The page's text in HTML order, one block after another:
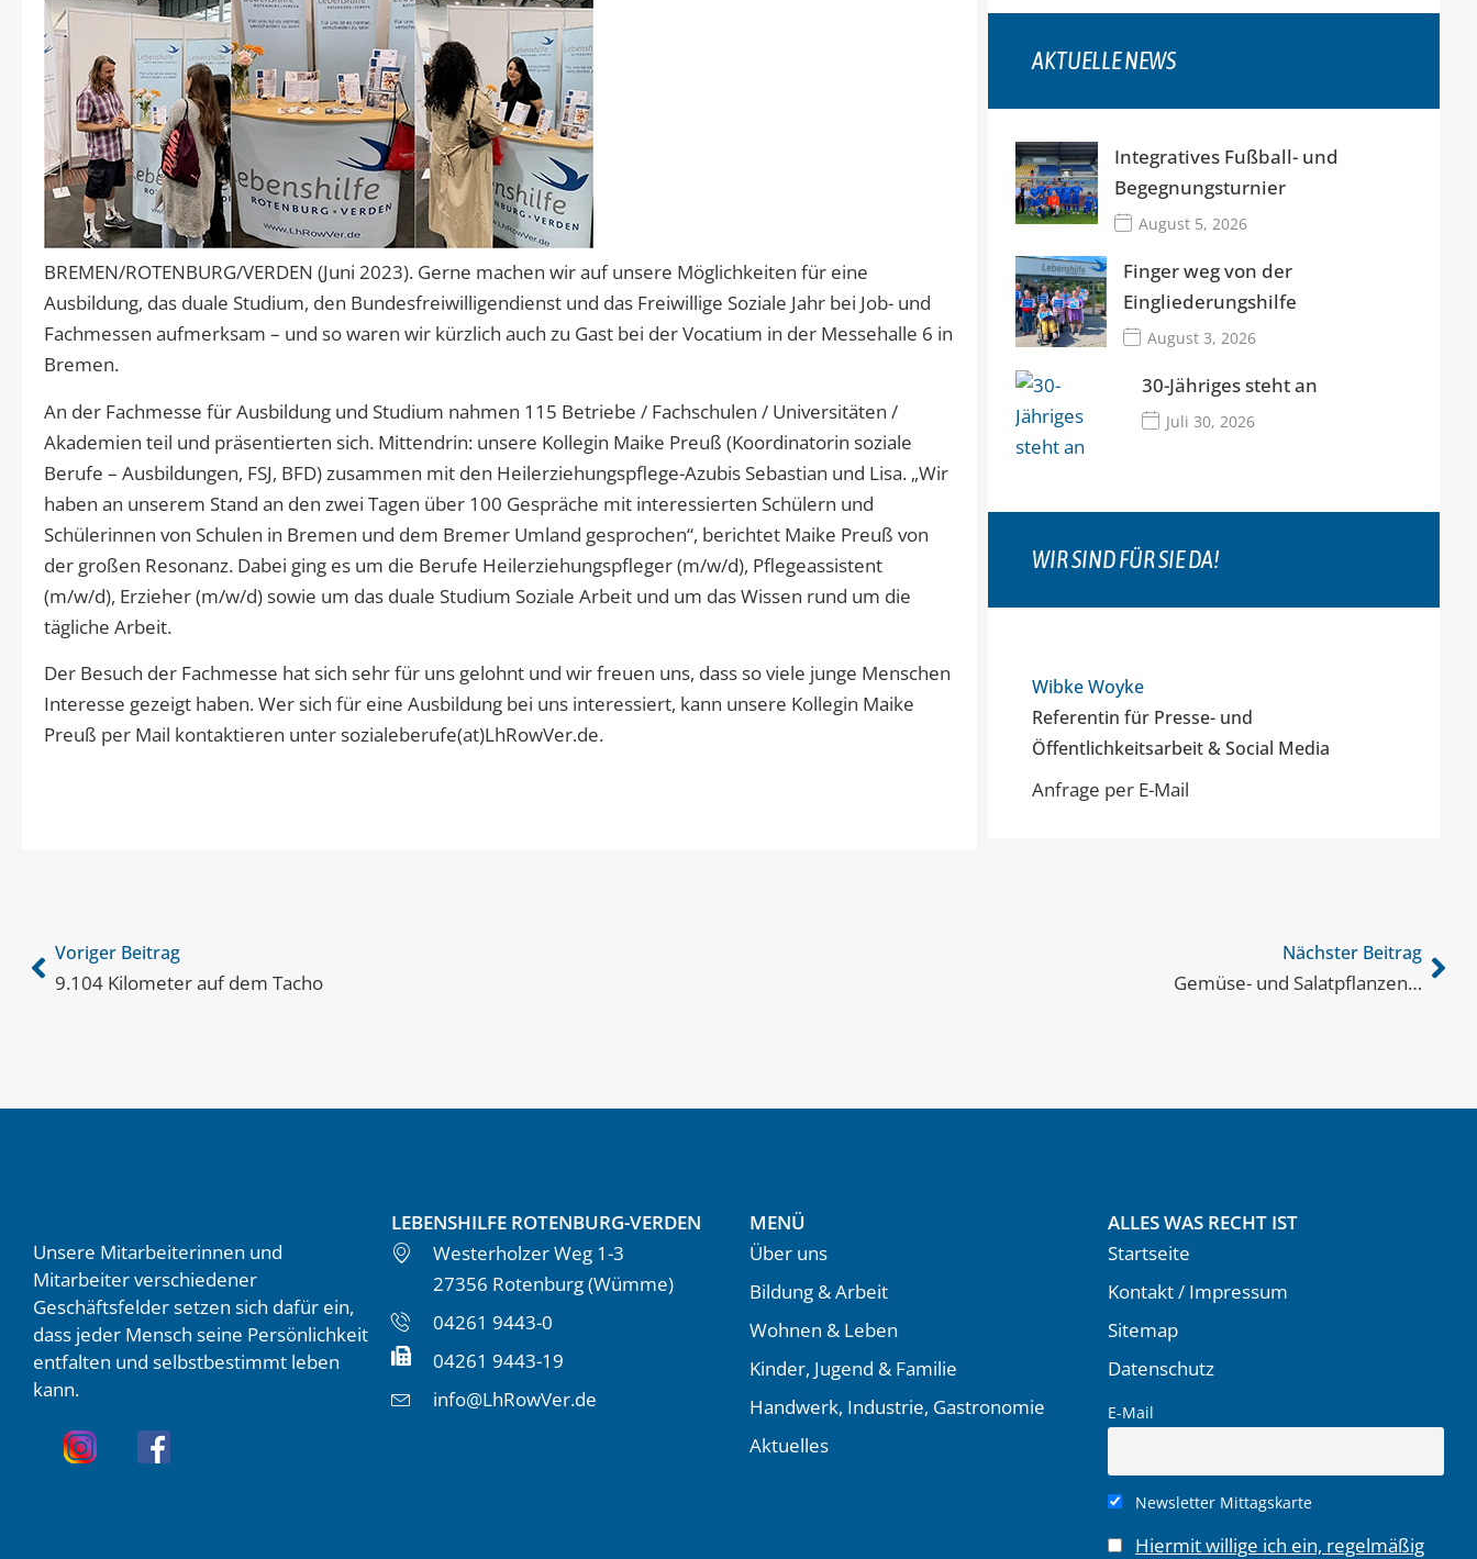
BREMEN/ROTENBURG/VERDEN (Juni 2023). Gerne machen wir auf unsere Möglichkeiten für eine
Ausbildung, das duale Studium, den Bundesfreiwilligendienst und das Freiwillige Soziale Jahr bei Job- und
Fachmessen aufmerksam – und so waren wir kürzlich auch zu Gast bei der Vocatium in der Messehalle 6 in
Bremen.
An der Fachmesse für Ausbildung und Studium nahmen 115 Betriebe / Fachschulen / Universitäten /
Akademien teil und präsentierten sich. Mittendrin: unsere Kollegin Maike Preuß (Koordinatorin soziale
Berufe – Ausbildungen, FSJ, BFD) zusammen mit den Heilerziehungspflege-Azubis Sebastian und Lisa. „Wir
haben an unserem Stand an den zwei Tagen über 100 Gespräche mit interessierten Schülern und
Schülerinnen von Schulen in Bremen und dem Bremer Umland gesprochen“, berichtet Maike Preuß von
der großen Resonanz. Dabei ging es um die Berufe Heilerziehungspfleger (m/w/d), Pflegeassistent
(m/w/d), Erzieher (m/w/d) sowie um das duale Studium Soziale Arbeit und um das Wissen rund um die
tägliche Arbeit.
Der Besuch der Fachmesse hat sich sehr für uns gelohnt und wir freuen uns, dass so viele junge Menschen
Interesse gezeigt haben. Wer sich für eine Ausbildung bei uns interessiert, kann unsere Kollegin Maike
Preuß per Mail kontaktieren unter sozialeberufe(at)LhRowVer.de.
AKTUELLE NEWS
Integratives Fußball- und
Begegnungsturnier
August 5, 2026
Finger weg von der
Eingliederungshilfe
August 3, 2026
30-Jähriges steht an
Juli 30, 2026
WIR SIND FÜR SIE DA!
Wibke Woyke
Referentin für Presse- und
Öffentlichkeitsarbeit & Social Media
Anfrage per E-Mail
Voriger Beitrag
9.104 Kilometer auf dem Tacho
Nächster Beitrag
Gemüse- und Salatpflanzen…
Unsere Mitarbeiterinnen und
Mitarbeiter verschiedener
Geschäftsfelder setzen sich dafür ein,
dass jeder Mensch seine Persönlichkeit
entfalten und selbstbestimmt leben
kann.
LEBENSHILFE ROTENBURG-VERDEN
Westerholzer Weg 1-3
27356 Rotenburg (Wümme)
04261 9443-0
04261 9443-19
info@LhRowVer.de
MENÜ
Über uns
Bildung & Arbeit
Wohnen & Leben
Kinder, Jugend & Familie
Handwerk, Industrie, Gastronomie
Aktuelles
ALLES WAS RECHT IST
Startseite
Kontakt / Impressum
Sitemap
Datenschutz
E-Mail
Newsletter Mittagskarte
Hiermit willige ich ein, regelmäßig